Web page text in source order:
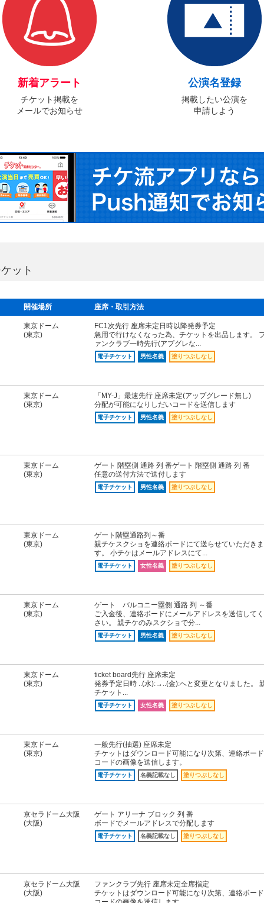
新着アラート
チケット掲載を
メールでお知らせ
公演名登録
掲載したい公演を
申請しよう
ット
開催場所 座席・取引方法
東京ドーム
(東京)
FC1次先行 座席未定日時以降発券予定
急用で行けなくなった為、チケットを出品します。
ァンクラブ一時先行(アプグレな...
電子チケット 男性名義 塗りつぶしなし
東京ドーム
(東京)
「MY-J」最速先行 座席未定(アップグレード無し)
分配が可能になりしだいコードを送信します
電子チケット 男性名義 塗りつぶしなし
東京ドーム
(東京)
ゲート 階塁側 通路 列 番ゲート 階塁側 通路 列 番
任意の送付方法で送付します
電子チケット 男性名義 塗りつぶしなし
東京ドーム
(東京)
ゲート階塁通路列～番
親チケスクショを連絡ボードにて送らせていただきま
す。 小チケはメールアドレスにて...
電子チケット 女性名義 塗りつぶしなし
東京ドーム
(東京)
ゲート バルコニー塁側 通路 列 ～番
ご入金後、連絡ボードにメールアドレスを送信して
さい。 親チケのみスクショで分...
電子チケット 男性名義 塗りつぶしなし
東京ドーム
(東京)
ticket board先行 座席未定
発券予定日時 ..(水):→..(金):へと変更となりました。
チケット...
電子チケット 女性名義 塗りつぶしなし
東京ドーム
(東京)
一般先行(抽選) 座席未定
チケットはダウンロード可能になり次第、連絡ボー
コードの画像を送信します。
電子チケット 名義記載なし 塗りつぶしなし
京セラドーム大阪
(大阪)
ゲート アリーナ ブロック 列 番
ボードでメールアドレスで分配します
電子チケット 名義記載なし 塗りつぶしなし
京セラドーム大阪
(大阪)
ファンクラブ先行 座席未定全席指定
チケットはダウンロード可能になり次第、連絡ボー